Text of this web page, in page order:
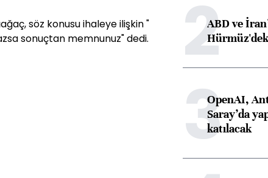
söz konusu ihaleye ilişkin "
sonuçtan memnunuz" dedi.
2ABD ve
3OpenAI,
Saray’da
katılacak